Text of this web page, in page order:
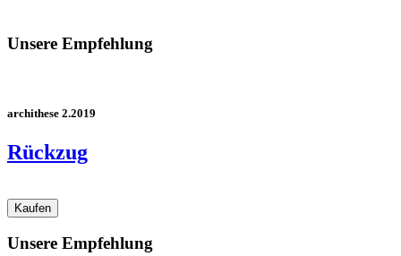
Unsere Empfehlung
archithese 2.2019
Rückzug
Unsere Empfehlung